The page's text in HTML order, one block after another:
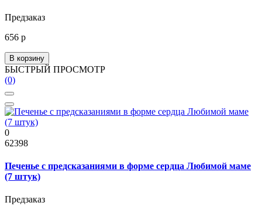
Предзаказ
656 р
В корзину
БЫСТРЫЙ ПРОСМОТР
(0)
0
62398
Печенье с предсказаниями в форме сердца Любимой маме
(7 штук)
Предзаказ